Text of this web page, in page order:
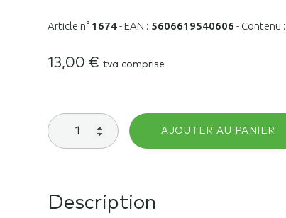
Article n° 1674-EAN : 5606619540606 - Contenu :
13,00 € tva comprise
quantité
de
Mélange
annuelles
Mini
AJOUTER AU PANIER
Description